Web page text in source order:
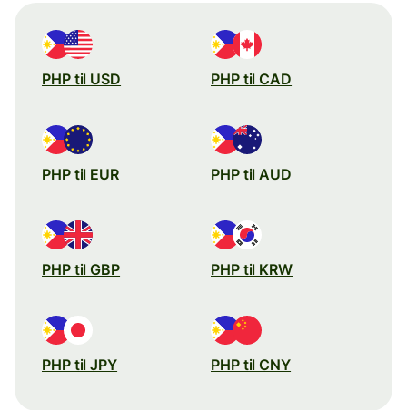
PHP til USD PHP til CAD
PHP til EUR PHP til AUD
PHP til GBP PHP til KRW
PHP til JPY PHP til CNY